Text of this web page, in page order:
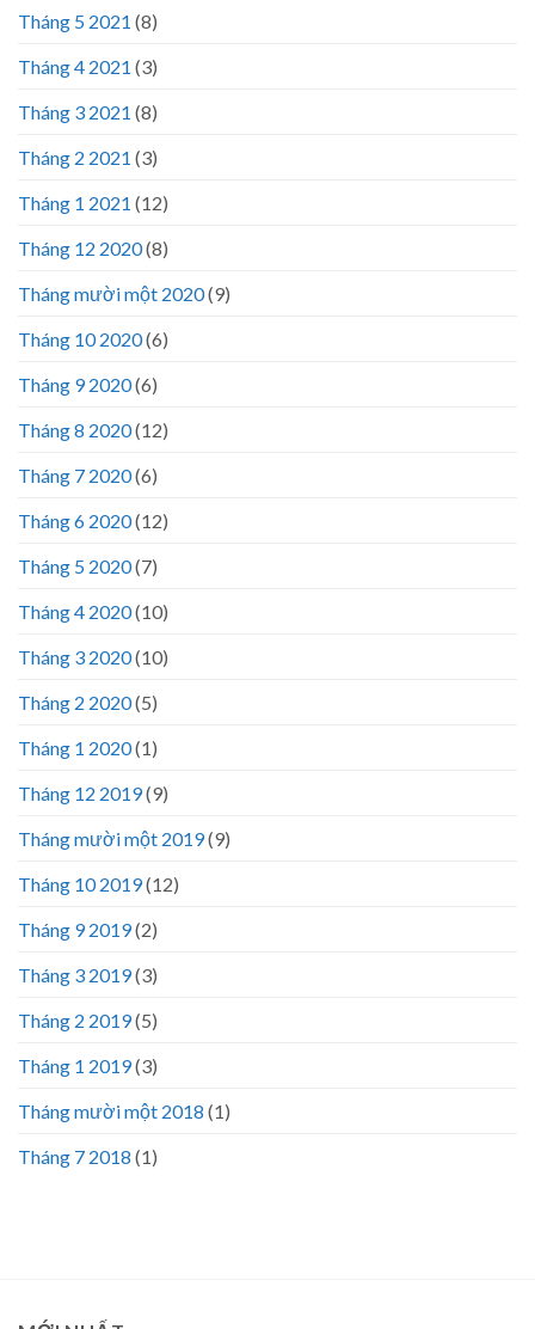
Tháng 5 2021 (8)
Tháng 4 2021 (3)
Tháng 3 2021 (8)
Tháng 2 2021 (3)
Tháng 1 2021 (12)
Tháng 12 2020(8)
Tháng mười một 2020(9)
Tháng 10 2020(6)
Tháng 9 2020(6)
Tháng 8 2020(12)
Tháng 7 2020(6)
Tháng 6 2020(12)
Tháng 5 2020(7)
Tháng 4 2020(10)
Tháng 3 2020(10)
Tháng 2 2020(5)
Tháng 1 2020(1)
Tháng 12 2019(9)
Tháng mười một 2019(9)
Tháng 10 2019(12)
Tháng 9 2019(2)
Tháng 3 2019(3)
Tháng 2 2019(5)
Tháng 1 2019(3)
Tháng mười một 2018 (1)
Tháng 7 2018 (1)